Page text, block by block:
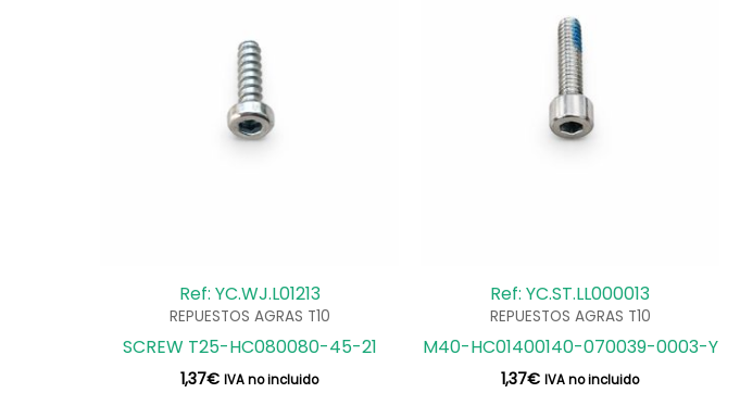
Ref: YC.WJ.L01213
REPUESTOS AGRAS T10
SCREW T25-HC080080-45-21
1,37€ IVA no incluido
Ref: YC.ST.LL000013
REPUESTOS AGRAS T10
M40-HC01400140-070039-0003-Y
1,37€ IVA no incluido